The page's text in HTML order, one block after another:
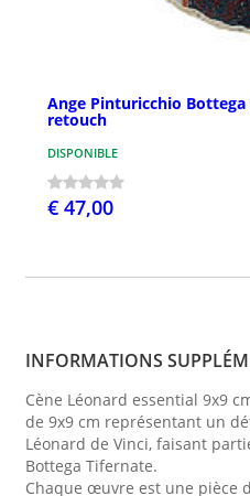
Ange Pinturicchio
retouch
DISPONIBLE
€ 47,00
INFORMATIONS
Cène Léonard essential 9x9
de 9x9 cm représentant un
Léonard de Vinci, faisant
Bottega Tifernate.
Chaque œuvre est une pièce